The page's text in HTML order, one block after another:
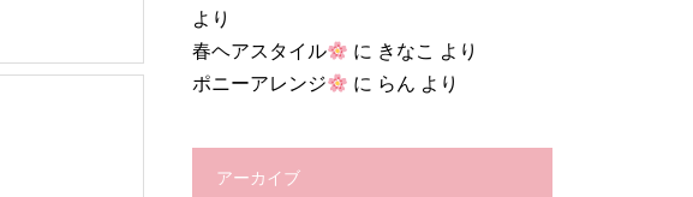
より
春ヘアスタイル
に きなこ より
ポニーアレンジ
に らん より
アーカイブ